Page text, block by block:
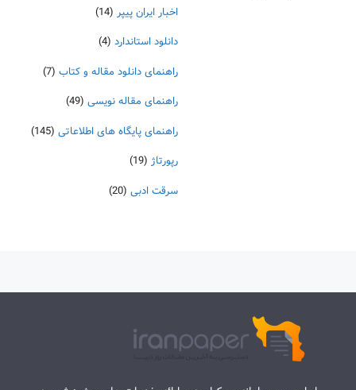
اخبار ایران پیپر (14)
دانلود استاندارد (4)
راهنمای دانلود مقاله و کتاب (7)
راهنمای مقاله نویسی (49)
راهنمای پایگاه های اطلاعاتی (145)
رپورتاژ (19)
سرقت ادبی (20)